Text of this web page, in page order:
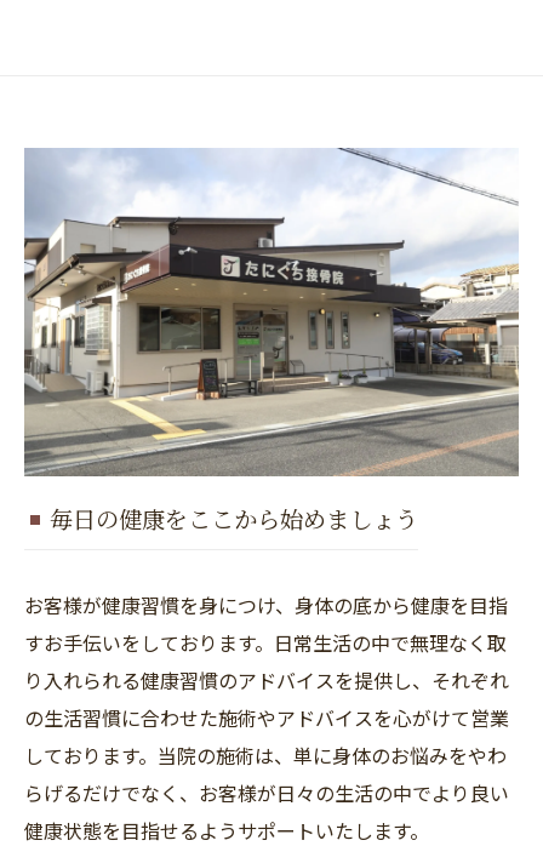
毎日の健康をここから始めましょう
お客様が健康習慣を身につけ、身体の底から健康を目指
すお手伝いをしております。日常生活の中で無理なく取
り入れられる健康習慣のアドバイスを提供し、それぞれ
の生活習慣に合わせた施術やアドバイスを心がけて営業
しております。当院の施術は、単に身体のお悩みをやわ
らげるだけでなく、お客様が日々の生活の中でより良い
健康状態を目指せるようサポートいたします。